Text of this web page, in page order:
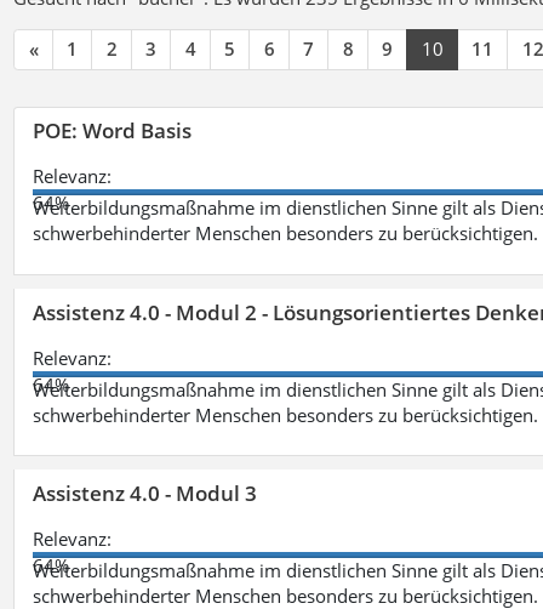
« 1 2 3 4 5 6 7 8 9 10 11 12
POE: Word Basis
Relevanz:
64%
Weiterbildungsmaßnahme im dienstlichen Sinne gilt als
schwerbehinderter Menschen besonders zu berücksichtigen.
Assistenz 4.0 - Modul 2 - Lösungsorientiertes
Relevanz:
64%
Weiterbildungsmaßnahme im dienstlichen Sinne gilt als
schwerbehinderter Menschen besonders zu berücksichtigen.
Assistenz 4.0 - Modul 3
Relevanz:
64%
Weiterbildungsmaßnahme im dienstlichen Sinne gilt als
schwerbehinderter Menschen besonders zu